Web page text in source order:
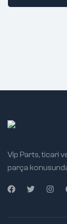
Vip Parts, ticari
parça